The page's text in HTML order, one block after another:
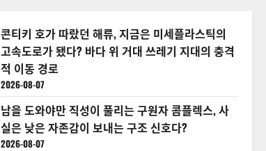
콘티키 호가 따랐던 해류, 지금은 미세플라스틱의
고속도로가 됐다? 바다 위 거대 쓰레기 지대의 충격
적 이동 경로
2026-08-07
남을 도와야만 직성이 풀리는 구원자 콤플렉스, 사
실은 낮은 자존감이 보내는 구조 신호다?
2026-08-07